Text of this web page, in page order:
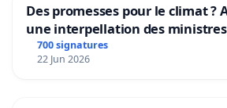
Des promesses pour le climat ?
une interpellation des
climat et de l’environnement.
700 signatures
22 Jun 2026